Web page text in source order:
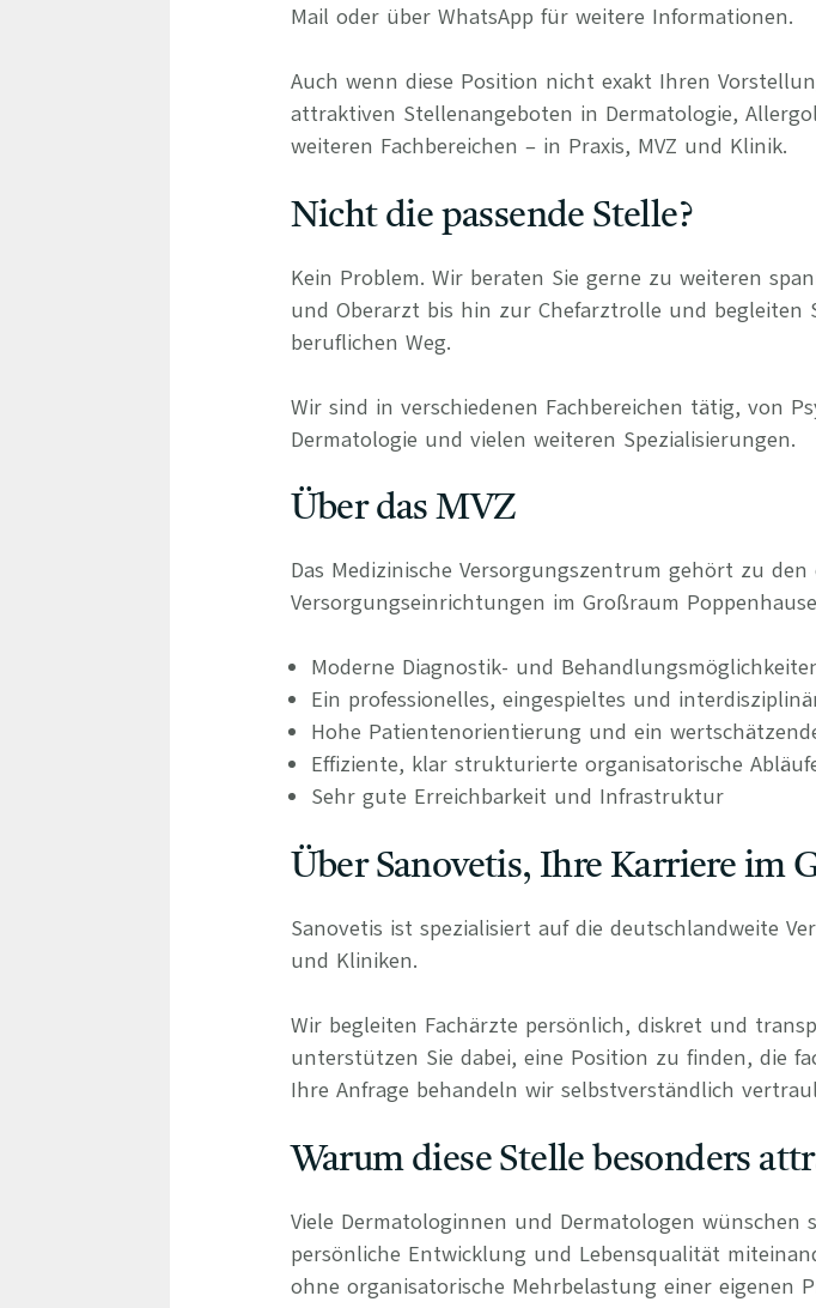
Mail oder über WhatsApp für weitere Informationen.
Auch wenn diese Position nicht exakt Ihren
attraktiven Stellenangeboten in Dermatologie,
weiteren Fachbereichen – in Praxis, MVZ und Klinik.
Nicht die passende Stelle?
Kein Problem. Wir beraten Sie gerne zu weiteren
und Oberarzt bis hin zur Chefarztrolle und begleiten
beruflichen Weg.
Wir sind in verschiedenen Fachbereichen tätig, von
Dermatologie und vielen weiteren Spezialisierungen.
Über das MVZ
Das Medizinische Versorgungszentrum gehört zu
Versorgungseinrichtungen im Großraum
Moderne Diagnostik- und
Ein professionelles, eingespieltes und
Hohe Patientenorientierung und ein
Effiziente, klar strukturierte organisatorische
Sehr gute Erreichbarkeit und Infrastruktur
Über Sanovetis, Ihre Karriere im
Sanovetis ist spezialisiert auf die deutschlandweite
und Kliniken.
Wir begleiten Fachärzte persönlich, diskret und
unterstützen Sie dabei, eine Position zu finden, die
Ihre Anfrage behandeln wir selbstverständlich
Warum diese Stelle besonders
Viele Dermatologinnen und Dermatologen
persönliche Entwicklung und Lebensqualität
ohne organisatorische Mehrbelastung einer eigenen